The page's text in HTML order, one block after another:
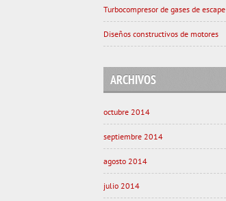
Turbocompresor de gases de escape
Diseños constructivos de motores
ARCHIVOS
octubre 2014
septiembre 2014
agosto 2014
julio 2014